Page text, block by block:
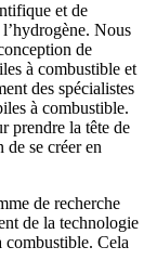
et de
Nous
de
à combustible et
des spécialistes
à combustible.
prendre la tête de
se créer en
de recherche
de la technologie
combustible. Cela